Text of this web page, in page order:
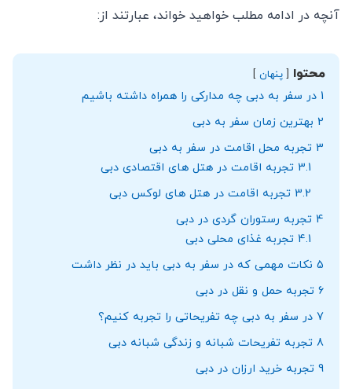
آنچه در ادامه مطلب خواهید خواند، عبارتند از:
محتوا پنهان
1 در سفر به دبی چه مداركی را همراه داشته باشيم
2 بهترین زمان سفر به دبی
3 تجربه محل اقامت در سفر به دبی
3.1 تجربه اقامت در هتل های اقتصادی دبی
3.2 تجربه اقامت در هتل های لوکس دبی
4 تجربه رستوران گردی در دبی
4.1 تجربه غذای محلی دبی
5 نکات مهمی که در سفر به دبی باید در نظر داشت
6 تجربه حمل و نقل در دبی
7 در سفر به دبی چه تفريحاتی را تجربه كنيم؟
8 تجربه تفریحات شبانه و زندگی شبانه دبی
9 تجربه خرید ارزان در دبی